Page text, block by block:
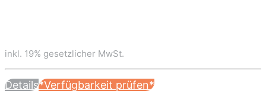
inkl. 19% gesetzlicher MwSt.
Details*Verfügbarkeit prüfen*